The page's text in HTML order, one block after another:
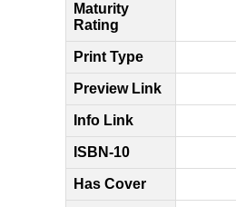
Maturity
Rating
Print Type
Preview Link
Info Link
ISBN-10
Has Cover